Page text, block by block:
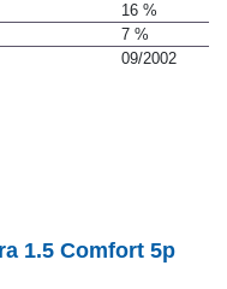
16 %
7 %
09/2002
1.5 Comfort 5p